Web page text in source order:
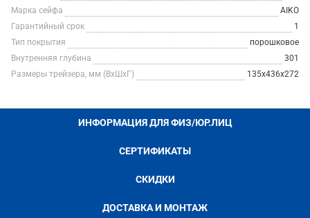
Марка сейфа
AIKO
Гарантийный срок
1
Тип покрытия
порошковое
Внутренняя глубина
301
Размеры трейзера, мм (ВхШхГ)
135x436x272
ИНФОРМАЦИЯ ДЛЯ ФИЗ/ЮР.ЛИЦ
СЕРТИФИКАТЫ
СКИДКИ
ДОСТАВКА И МОНТАЖ